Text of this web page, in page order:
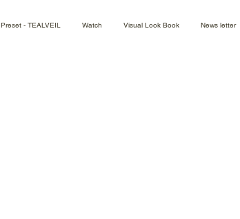
Preset - TEALVEIL Watch Visual Look Book News letter